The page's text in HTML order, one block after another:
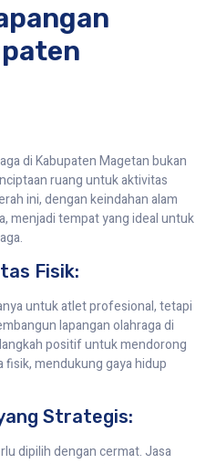
di Kabupaten Magetan bukan
ruang untuk aktivitas
ini, dengan keindahan alam
menjadi tempat yang ideal untuk
Fisik:
untuk atlet profesional, tetapi
lapangan olahraga di
positif untuk mendorong
fisik, mendukung gaya hidup
Strategis:
dipilih dengan cermat. Jasa